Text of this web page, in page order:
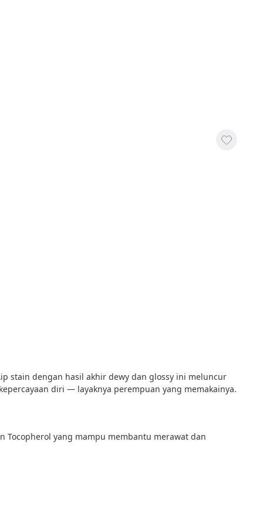
stain dengan hasil akhir dewy dan glossy ini meluncur
diri — layaknya perempuan yang memakainya.
Tocopherol yang mampu membantu merawat dan